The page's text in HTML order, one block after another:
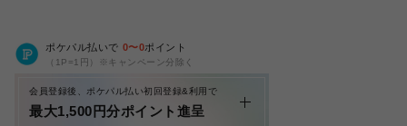
ポケパル払いで 0〜0ポイント
（1P=1円）※キャンペーン分除く
会員登録後、ポケパル払い初回登録&利用で
最大1,500円分ポイント進呈